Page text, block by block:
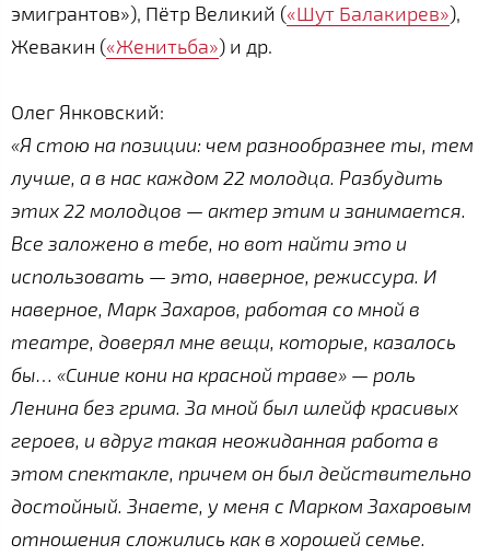
эмигрантов»), Пётр Великий («Шут Балакирев»),
Жевакин («Женитьба») и др.
Олег Янковский:
«Я стою на позиции: чем разнообразнее ты, тем
лучше, а в нас каждом 22 молодца. Разбудить
этих 22 молодцов — актер этим и занимается.
Все заложено в тебе, но вот найти это и
использовать — это, наверное, режиссура. И
наверное, Марк Захаров, работая со мной в
театре, доверял мне вещи, которые, казалось
бы… «Синие кони на красной траве» — роль
Ленина без грима. За мной был шлейф красивых
героев, и вдруг такая неожиданная работа в
этом спектакле, причем он был действительно
достойный. Знаете, у меня с Марком Захаровым
отношения сложились как в хорошей семье.